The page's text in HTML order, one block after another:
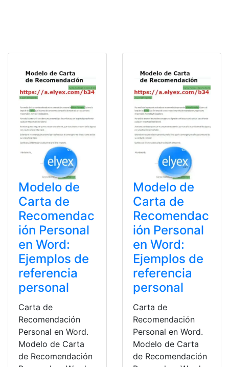
Modelo de
Carta de
Recomendac
ión Personal
en Word:
Ejemplos de
referencia
personal
Carta de
Recomendación
Personal en Word.
Modelo de Carta
de Recomendación
Modelo de
Carta de
Recomendac
ión Personal
en Word:
Ejemplos de
referencia
personal
Carta de
Recomendación
Personal en Word.
Modelo de Carta
de Recomendación